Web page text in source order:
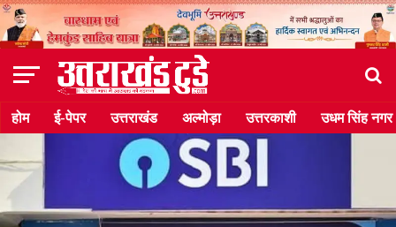
होम ई-पेपर उत्तराखंड अल्मोड़ा उत्तरकाशी उधम सिंह नगर